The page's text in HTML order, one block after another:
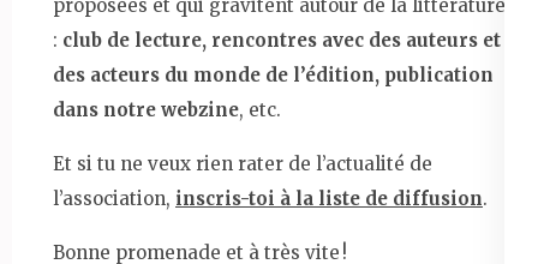
proposées et qui gravitent autour de la littérature
: club de lecture, rencontres avec des auteurs et
des acteurs du monde de l’édition, publication
dans notre webzine, etc.
Et si tu ne veux rien rater de l’actualité de
l’association, inscris-toi à la liste de diffusion.
Bonne promenade et à très vite !